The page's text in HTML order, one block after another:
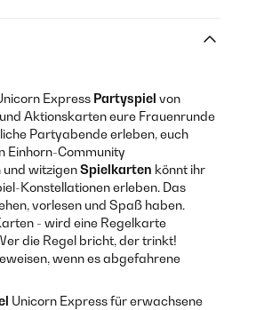
Express Partyspiel von
Aktionskarten eure Frauenrunde
Partyabende erleben, euch
Einhorn-Community
witzigenSpielkarten könnt ihr
Konstellationen erleben. Das
vorlesen und Spaß haben.
- wird eine Regelkarte
die Regel bricht, der trinkt!
wenn es abgefahrene
Unicorn Express für erwachsene